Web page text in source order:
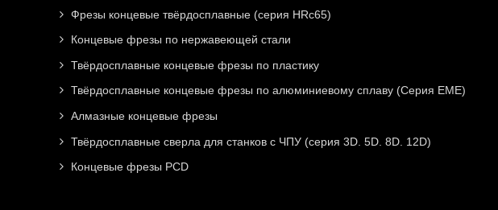
Фрезы концевые твёрдосплавные (серия HRc65)
Концевые фрезы по нержавеющей стали
Твёрдосплавные концевые фрезы по пластику
Твёрдосплавные концевые фрезы по алюминиевому сплаву (Серия EME)
Алмазные концевые фрезы
Твёрдосплавные сверла для станков с ЧПУ (серия 3D. 5D. 8D. 12D)
Концевые фрезы PCD